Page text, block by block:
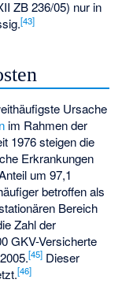
ZB 236/05) nur in
[43]
Ursache
im Rahmen der
1976 steigen die
Erkrankungen
um 97,1
betroffen als
Bereich
Zahl der
GKV-Versicherte
[45] Dieser
[46]